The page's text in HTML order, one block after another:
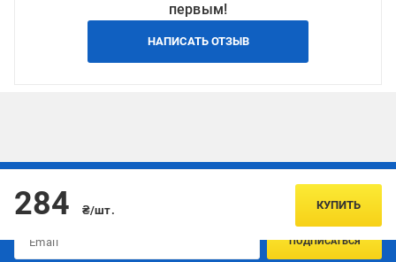
первым!
НАПИСАТЬ ОТЗЫВ
284 ₴/шт. КУПИТЬ
Подписывайтесь, чтобы узнавать первым об акцияx и
ПОДПИСАТЬСЯ